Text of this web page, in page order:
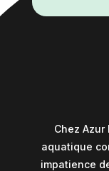
Chez
aquatique
impatience